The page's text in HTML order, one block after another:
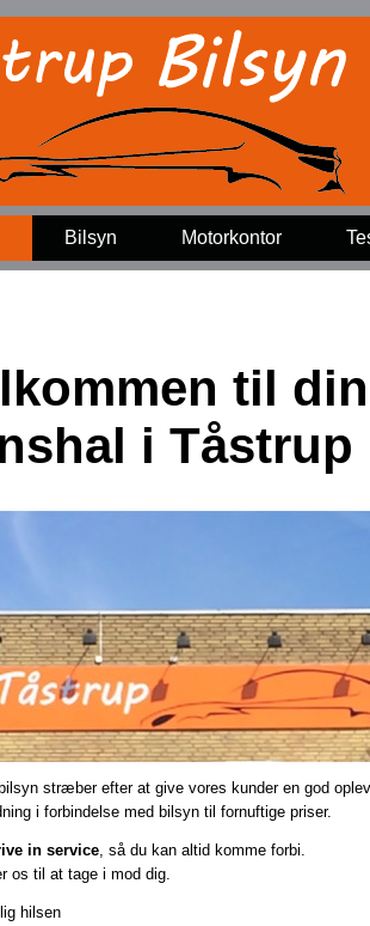
Bilsyn Motorkontor
til
i Tåstrup
stræber efter at give vores kunder en god
i forbindelse med bilsyn til fornuftige priser.
in service, så du kan altid komme forbi.
os til at tage i mod dig.
hilsen